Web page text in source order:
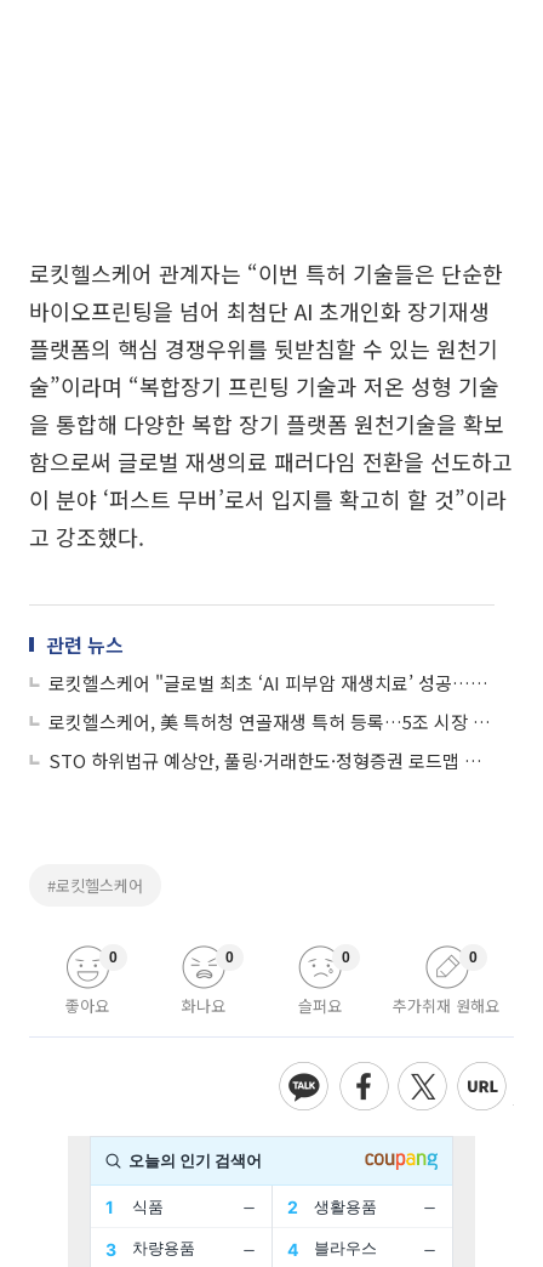
로킷헬스케어 관계자는 “이번 특허 기술들은 단순한
바이오프린팅을 넘어 최첨단 AI 초개인화 장기재생
플랫폼의 핵심 경쟁우위를 뒷받침할 수 있는 원천기
술”이라며 “복합장기 프린팅 기술과 저온 성형 기술
을 통합해 다양한 복합 장기 플랫폼 원천기술을 확보
함으로써 글로벌 재생의료 패러다임 전환을 선도하고
이 분야 ‘퍼스트 무버’로서 입지를 확고히 할 것”이라
고 강조했다.
관련 뉴스
로킷헬스케어 "글로벌 최초 ‘AI 피부암 재생치료’ 성공…피부암 재생 게임체인저"
로킷헬스케어, 美 특허청 연골재생 특허 등록…5조 시장 진출 기대감에 상승세
STO 하위법규 예상안, 풀링·거래한도·정형증권 로드맵 제시
#로킷헬스케어
좋아요
0
화나요
0
슬퍼요
0
추가취재 원해요
0